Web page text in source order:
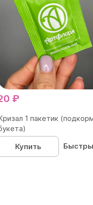
₽
1 пакетик
Купить